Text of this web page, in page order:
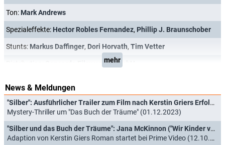
Ton: Mark Andrews
Spezialeffekte: Hector Robles Fernandez, Phillip J. Braunschober
Stunts: Markus Daffinger, Dori Horvath, Tim Vetter
Concorde Filmverleih GmbH
mehr
News & Meldungen
"Silber": Ausführlicher Trailer zum Film nach Kerstin Griers Erfolgsromanen
Mystery-Thriller um "Das Buch der Träume" (01.12.2023)
"Silber und das Buch der Träume": Jana McKinnon ("Wir Kinder vom Bahnhof Zoo") in neuem Mystery-Thriller
Adaption von Kerstin Giers Roman startet bei Prime Video (12.10.2023)